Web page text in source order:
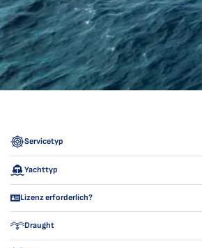
Servicetyp
Yachttyp
Lizenz erforderlich?
Draught